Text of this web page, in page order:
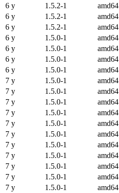
6 y
1.5.2-1 amd64
6 y
1.5.2-1 amd64
6 y
1.5.2-1 amd64
6 y
1.5.0-1 amd64
6 y
1.5.0-1 amd64
6 y
1.5.0-1 amd64
6 y
1.5.0-1 amd64
7 y
1.5.0-1 amd64
7 y
1.5.0-1 amd64
7 y
1.5.0-1 amd64
7 y
1.5.0-1 amd64
7 y
1.5.0-1 amd64
7 y
1.5.0-1 amd64
7 y
1.5.0-1 amd64
7 y
1.5.0-1 amd64
7 y
1.5.0-1 amd64
7 y
1.5.0-1 amd64
7 y
1.5.0-1 amd64